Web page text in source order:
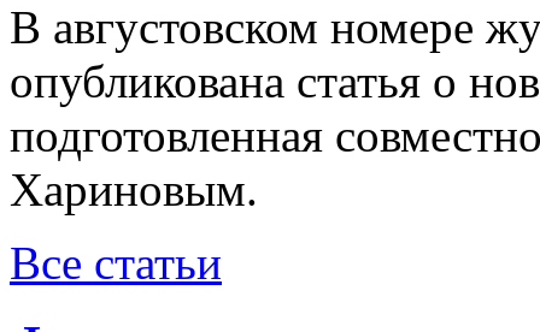
В августовском номере
опубликована статья о
подготовленная
Хариновым.
Все статьи